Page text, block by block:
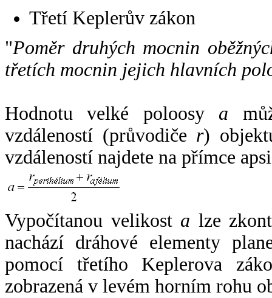
Třetí Keplerův zákon
"Poměr druhých mocnin
třetích mocnin jejich hlavních
Hodnotu velké poloosy a
vzdáleností (průvodiče r)
vzdáleností najdete na přímce
Vypočítanou velikost a lze
nachází dráhové elementy
pomocí třetího Keplerova
zobrazená v levém horním rohu